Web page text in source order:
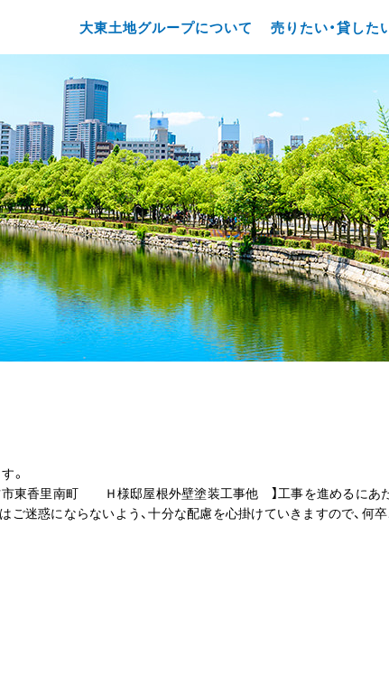
大東土地グループについて 売りたい・貸した
。
東香里南町 Ｈ様邸屋根外壁塗装工事他 】工事を進めるに
ご迷惑にならないよう、十分な配慮を心掛けていきますので、何